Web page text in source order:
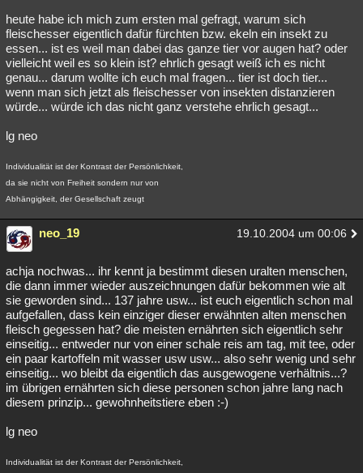
heute habe ich mich zum ersten mal gefragt, warum sich
fleischesser eigentlich dafür fürchten bzw. ekeln ein insekt zu
essen... ist es weil man dabei das ganze tier vor augen hat? oder
vielleicht weil es so klein ist? ehrlich gesagt weiß ich es nicht
genau... darum wollte ich euch mal fragen... tier ist doch tier...
wenn man sich jetzt als fleischesser von insekten distanzieren
würde... würde ich das nicht ganz verstehe ehrlich gesagt...
lg neo
Individualität ist der Kontrast der Persönlichkeit,
da sie nicht von Freiheit sondern nur von
Abhängigkeit, der Gesellschaft zeugt
neo_19 19.10.2004 um 00:06
achja nochwas... ihr kennt ja bestimmt diesen uralten menschen,
die dann immer wieder auszeichnungen dafür bekommen wie alt
sie geworden sind... 137 jahre usw... ist euch eigentlich schon mal
aufgefallen, dass kein einziger dieser erwähnten alten menschen
fleisch gegessen hat? die meisten ernährten sich eigentlich sehr
einseitig... entweder nur von einer schale reis am tag, mit tee, oder
ein paar kartoffeln mit wasser usw usw... also sehr wenig und sehr
einseitig... wo bleibt da eigentlich das ausgewogene verhältnis...?
im übrigen ernährten sich diese personen schon jahre lang nach
diesem prinzip... gewohnheitstiere eben :-)
lg neo
Individualität ist der Kontrast der Persönlichkeit,